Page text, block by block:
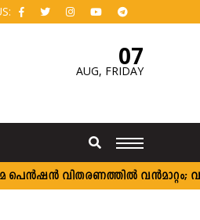
07
AUG, FRIDAY
വിതരണത്തിൽ വൻമാറ്റം;